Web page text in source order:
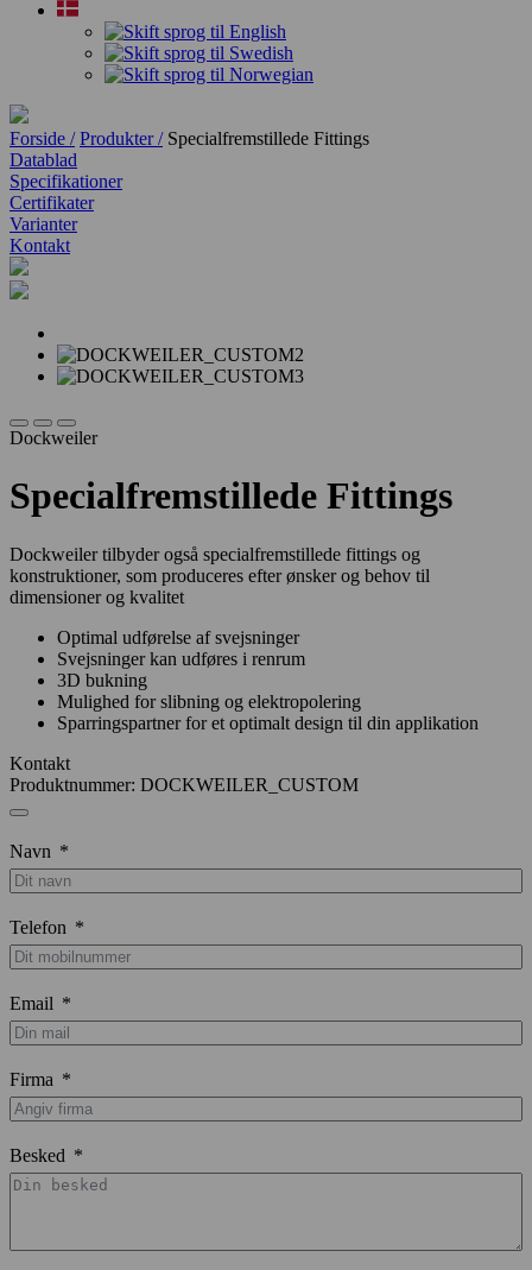
Forside / Produkter / Specialfremstillede Fittings
Datablad
Specifikationer
Certifikater
Varianter
Kontakt
Dockweiler
Specialfremstillede Fittings
Dockweiler tilbyder også specialfremstillede fittings og
konstruktioner, som produceres efter ønsker og behov til
dimensioner og kvalitet
Optimal udførelse af svejsninger
Svejsninger kan udføres i renrum
3D bukning
Mulighed for slibning og elektropolering
Sparringspartner for et optimalt design til din applikation
Kontakt
Produktnummer: DOCKWEILER_CUSTOM
Navn
Telefon
Email
Firma
Besked